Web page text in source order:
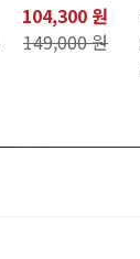
104,300 원
149,000 원